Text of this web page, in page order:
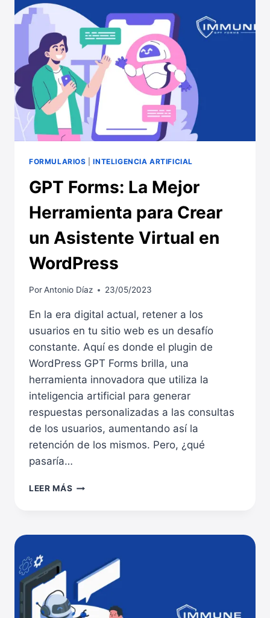
GENERACIÓN
DE
LEADS
OPT-
INS
DE
EMAIL
EN
WORDPRESS
FORMULARIOS |INTELIGENCIA ARTIFICIAL
GPT Forms: La Mejor
Herramienta para Crear
un Asistente Virtual en
WordPress
PorAntonio Díaz 23/05/2023
En la era digital actual, retener a los
usuarios en tu sitio web es un desafío
constante. Aquí es donde el plugin de
WordPress GPT Forms brilla, una
herramienta innovadora que utiliza la
inteligencia artificial para generar
respuestas personalizadas a las consultas
de los usuarios, aumentando así la
retención de los mismos. Pero, ¿qué
pasaría…
LEER MÁS GPT
HERRAMIENTA
UN
ASISTENTE
VIRTUAL
EN